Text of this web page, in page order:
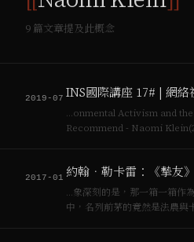
9 篇文章提及此概念
2019-07
…onmental Activism and
Recommend - Naomi Klein(2015), **, Simon & Schuster.
2017-01 約翰．勒卡雷：《摯友》
…象深刻的是，那一箱一箱作
中，名列前茅的竟然是法農與